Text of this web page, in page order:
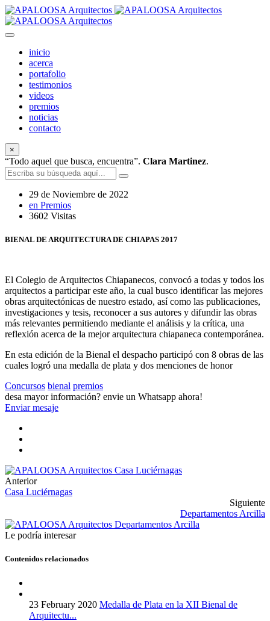
inicio
acerca
portafolio
testimonios
videos
premios
noticias
contacto
×
“Todo aquel que busca, encuentra”. Clara Martinez.
29 de Noviembre de 2022
en Premios
3602 Visitas
BIENAL DE ARQUITECTURA DE CHIAPAS 2017
El Colegio de Arquitectos Chiapanecos, convocó a todas y todos los
arquitectos a participar este año, la cual busco identificar las mejores
obras arquitectónicas de nuestro estado, así como las publicaciones,
investigaciones y tesis, reconocer a sus autores y difundir las obras
más relevantes permitiendo mediante el análisis y la crítica, una
reflexión acerca de la mejor arquitectura chiapaneca contemporánea.
En esta edición de la Bienal el despacho participó con 8 obras de las
cuales logró una medalla de plata y dos menciones de honor
Concursos bienal premios
desa mayor información? envie un Whatsapp ahora!
Enviar mesaje
Anterior
Casa Luciérnagas
Siguiente
Departamentos Arcilla
Le podría interesar
Contenidos relacionados
23 February 2020 Medalla de Plata en la XII Bienal de
Arquitectu...